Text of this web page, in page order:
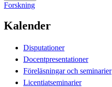
Forskning
Kalender
Disputationer
Docentpresentationer
Föreläsningar och seminarier
Licentiatseminarier